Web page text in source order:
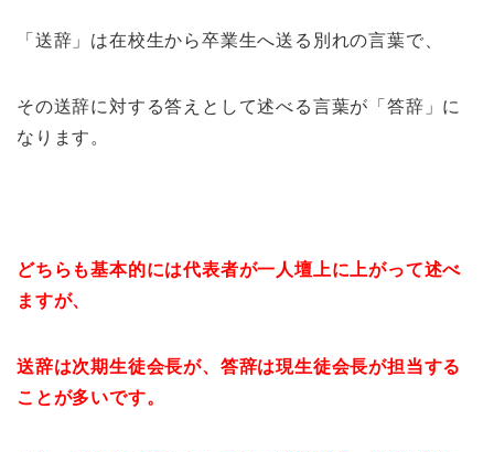
「送辞」は在校生から卒業生へ送る別れの言葉で、
その送辞に対する答えとして述べる言葉が「答辞」に
なります。
どちらも基本的には代表者が一人壇上に上がって述べ
ますが、
送辞は次期生徒会長が、答辞は現生徒会長が担当する
ことが多いです。